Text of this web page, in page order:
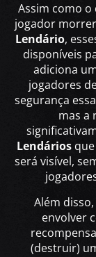
Assim como o
jogador
Lendário,
disponíveis
adiciona
jogadores
segurança
mas a
Lendários
será visível,
Além
envolver
(destruir)